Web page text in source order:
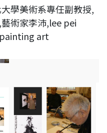
學美術系專任副教授,
術家李沛,lee pei
art